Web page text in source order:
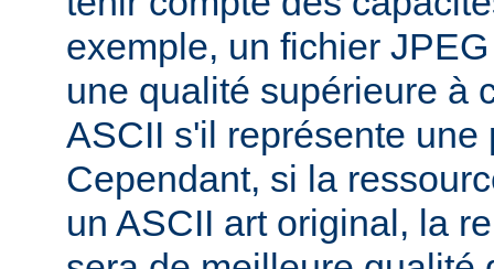
exemple, un fichier
une qualité supérieure à
ASCII s'il représente une
Cependant, si la
un ASCII art original, la